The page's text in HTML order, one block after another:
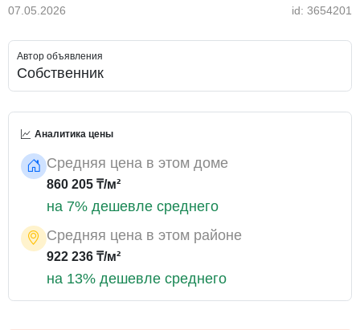
07.05.2026 id: 3654201
Автор объявления
Собственник
Аналитика цены
Средняя цена в этом доме
860 205 ₸/м²
на 7% дешевле среднего
Средняя цена в этом районе
922 236 ₸/м²
на 13% дешевле среднего